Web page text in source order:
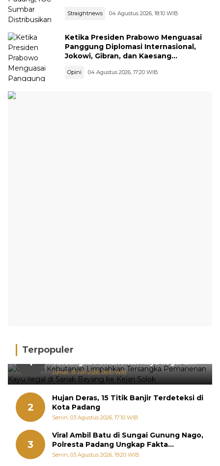
Straightnews 04 Agustus 2026, 18:10 WIB
Ketika Presiden Prabowo Menguasai
Panggung Diplomasi Internasional,
Jokowi, Gibran, dan Kaesang
Opini 04 Agustus 2026, 17:20 WIB
Terpopuler
1
Gakkum Kehutanan Limpahkan
Tersangka Pemanenan Kayu Ilegal di
Sariak Bayang ke Kejari Solok
Jumat, 31 Juli 2026, 09:10 WIB
2
Hujan Deras, 15 Titik Banjir Terdeteksi di
Kota Padang
Senin, 03 Agustus 2026, 17:10 WIB
3
Viral Ambil Batu di Sungai Gunung Nago,
Polresta Padang Ungkap Fakta
Sebenarnya
Senin, 03 Agustus 2026, 19:20 WIB